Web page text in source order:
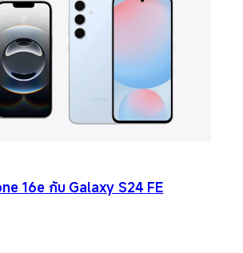
16e กับ Galaxy S24 FE